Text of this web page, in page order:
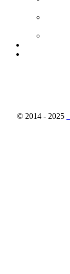
© 2014 - 2025